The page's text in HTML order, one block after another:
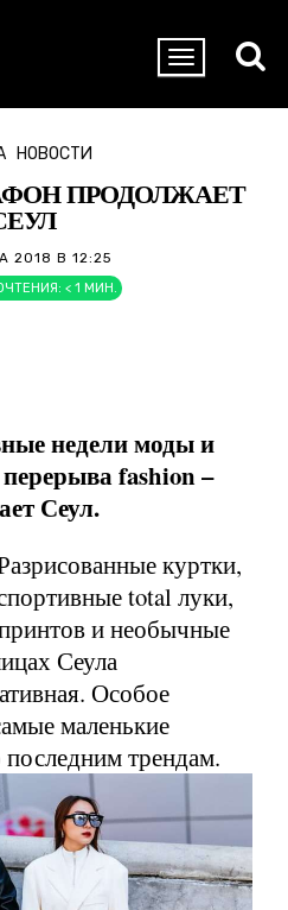
НОВОСТИ
ПРОДОЛЖАЕТ
2018 В 12:25
< 1 МИН.
недели моды и
fashion –
Сеул.
куртки,
total луки,
и необычные
Сеула
Особое
маленькие
трендам.